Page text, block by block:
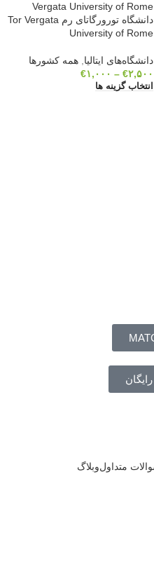
دانشگاه تورورگاتای رم Tor Vergata
University of Rome
دانشگاه‌های ایتالیا همه کشورها
€۲,۵۰۰ –
€۱,۰۰۰
انتخاب گزینه ها
متداولوبلاگ